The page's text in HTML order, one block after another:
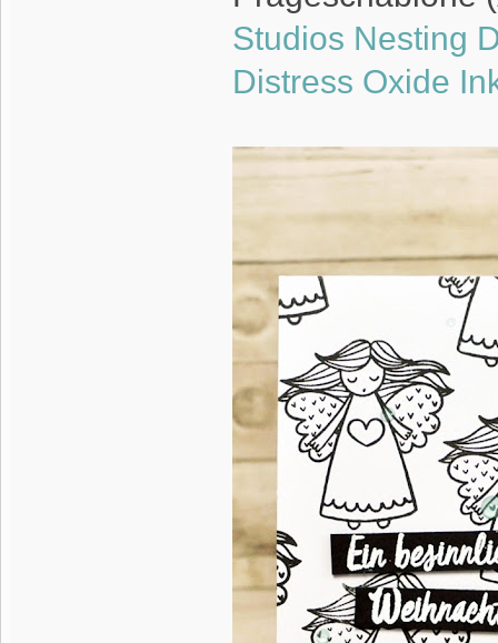
Studios Nesting
Distress Oxide